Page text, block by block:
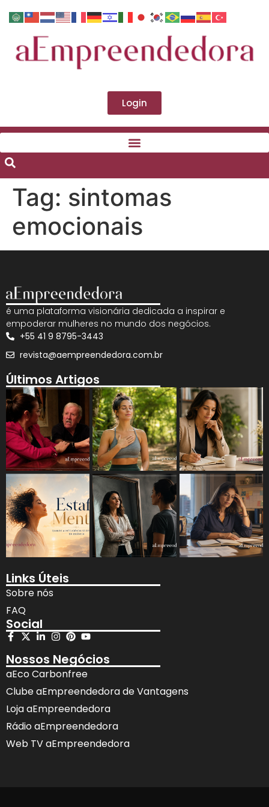
Login
Tag: sintomas
emocionais
é uma plataforma visionária dedicada a inspirar e
empoderar mulheres no mundo dos negócios.
+55 41 9 8795-3443
revista@aempreendedora.com.br
Últimos Artigos
Links Úteis
Sobre nós
FAQ
Social
Nossos Negócios
aEco Carbonfree
Clube aEmpreendedora de Vantagens
Loja aEmpreendedora
Rádio aEmpreendedora
Web TV aEmpreendedora